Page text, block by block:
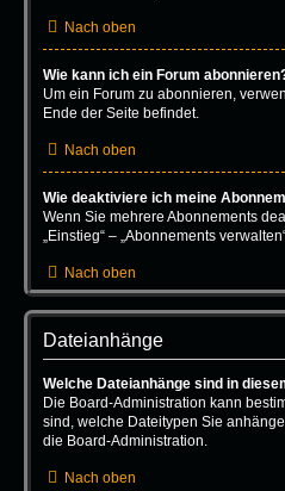
Nach oben
Wie kann ich ein Forum
Um ein Forum zu abonnieren,
Ende der Seite befindet.
Nach oben
Wie deaktiviere ich meine
Wenn Sie mehrere Abonnements
„Einstieg“ – „Abonnements
Nach oben
Dateianhänge
Welche Dateianhänge sind in
Die Board-Administration kann
sind, welche Dateitypen Sie
die Board-Administration.
Nach oben